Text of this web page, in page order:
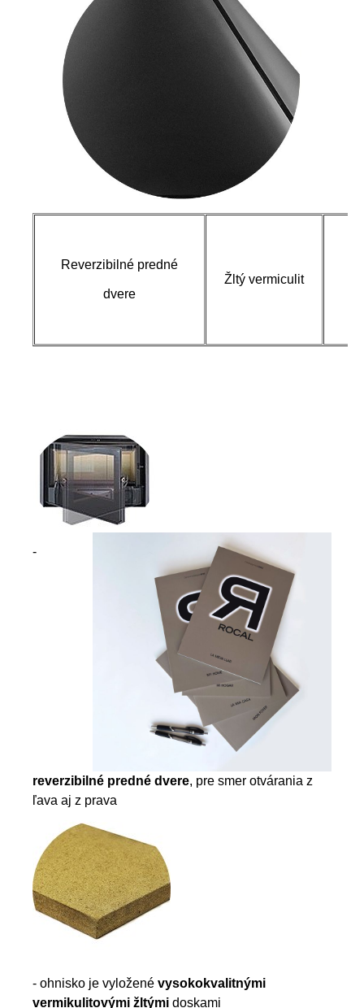
Reverzibilné predné
dvere
Žltý vermiculit
-
reverzibilné predné dvere, pre smer otvárania z
ľava aj z prava
- ohnisko je vyložené vysokokvalitnými
vermikulitovými žltými doskami